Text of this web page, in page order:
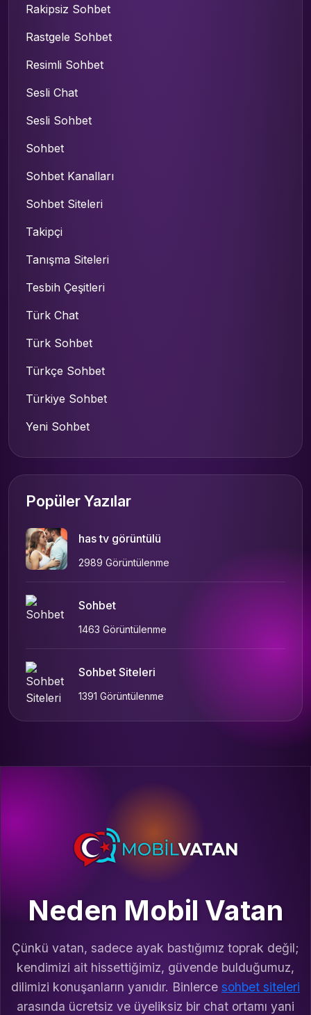
Rakipsiz Sohbet
Rastgele Sohbet
Resimli Sohbet
Sesli Chat
Sesli Sohbet
Sohbet
Sohbet Kanalları
Sohbet Siteleri
Takipçi
Tanışma Siteleri
Tesbih Çeşitleri
Türk Chat
Türk Sohbet
Türkçe Sohbet
Türkiye Sohbet
Yeni Sohbet
Popüler Yazılar
has tv görüntülü
2989 Görüntülenme
Sohbet
1463 Görüntülenme
Sohbet Siteleri
1391 Görüntülenme
Neden Mobil Vatan
Çünkü vatan, sadece ayak bastığımız toprak değil;
kendimizi ait hissettiğimiz, güvende bulduğumuz,
dilimizi konuşanların yanıdır. Binlerce sohbet siteleri
arasında ücretsiz ve üyeliksiz bir chat ortamı yani